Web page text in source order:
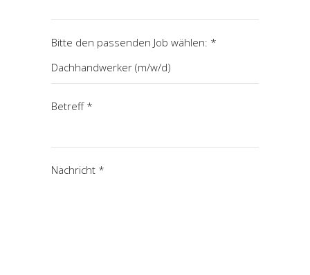
Bitte den passenden Job wählen: *
Betreff *
Nachricht *